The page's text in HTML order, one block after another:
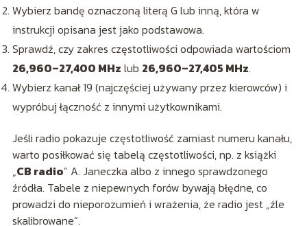
Wybierz bandę oznaczoną literą G lub inną, która w
instrukcji opisana jest jako podstawowa.
Sprawdź, czy zakres częstotliwości odpowiada wartościom
26,960–27,400 MHz lub 26,960–27,405 MHz.
Wybierz kanał 19 (najczęściej używany przez kierowców) i
wypróbuj łączność z innymi użytkownikami.
Jeśli radio pokazuje częstotliwość zamiast numeru kanału,
warto posiłkować się tabelą częstotliwości, np. z książki
„CB radio” A. Janeczka albo z innego sprawdzonego
źródła. Tabele z niepewnych forów bywają błędne, co
prowadzi do nieporozumień i wrażenia, że radio jest „źle
skalibrowane”.